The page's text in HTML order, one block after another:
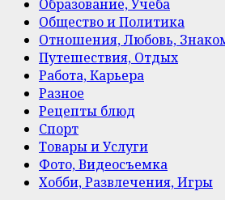
Образование, Учеба
Общество и Политика
Отношения, Любовь,
Путешествия, Отдых
Работа, Карьера
Разное
Рецепты блюд
Спорт
Товары и Услуги
Фото, Видеосъемка
Хобби, Развлечения, Игры